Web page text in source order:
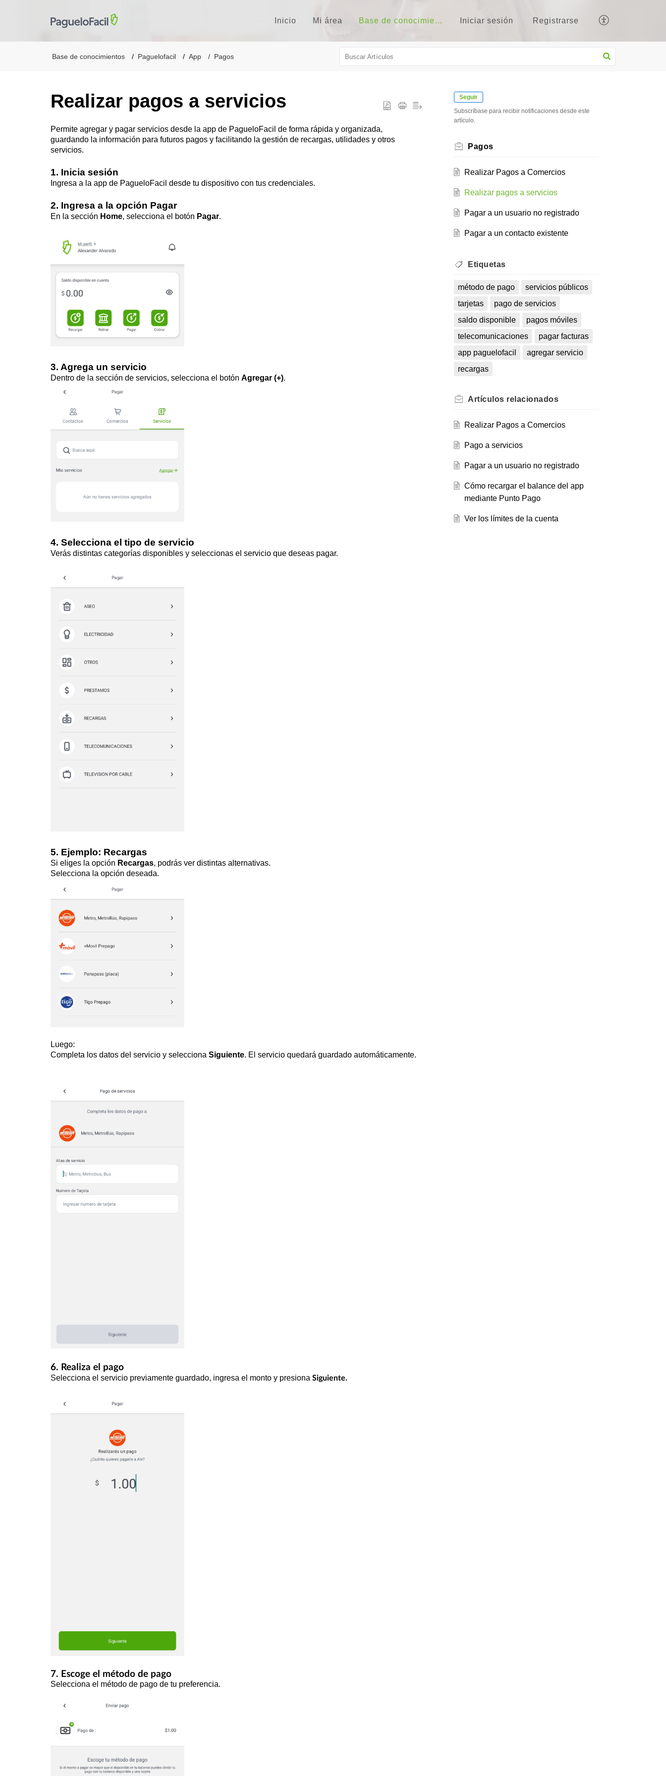
Inicio Mi área Base de conocimientos Iniciar sesión Registrarse
Base de conocimientos Paguelofacil App Pagos
Realizar pagos a servicios
Permite agregar y pagar servicios desde la app de PagueloFacil de forma rápida y organizada,
guardando la información para futuros pagos y facilitando la gestión de recargas, utilidades y otros
servicios.
1. Inicia sesión
Ingresa a la app de PagueloFacil desde tu dispositivo con tus credenciales.
2. Ingresa a la opción Pagar
En la sección Home, selecciona el botón Pagar.
3. Agrega un servicio
Dentro de la sección de servicios, selecciona el botón Agregar (+).
4. Selecciona el tipo de servicio
Verás distintas categorías disponibles y seleccionas el servicio que deseas pagar.
5. Ejemplo: Recargas
Si eliges la opción Recargas, podrás ver distintas alternativas.
Selecciona la opción deseada.
Luego:
Completa los datos del servicio y selecciona Siguiente. El servicio quedará guardado automáticamente.
6. Realiza el pago
Selecciona el servicio previamente guardado, ingresa el monto y presiona Siguiente.
7. Escoge el método de pago
Selecciona el método de pago de tu preferencia.
Seguir
Subscríbase para recibir notificaciones desde este
artículo.
Pagos
Realizar Pagos a Comercios
Realizar pagos a servicios
Pagar a un usuario no registrado
Pagar a un contacto existente
Etiquetas
método de pago
servicios públicos
tarjetas
pago de servicios
saldo disponible
pagos móviles
telecomunicaciones
pagar facturas
app paguelofacil
agregar servicio
recargas
Artículos relacionados
Realizar Pagos a Comercios
Pago a servicios
Pagar a un usuario no registrado
Cómo recargar el balance del app
mediante Punto Pago
Ver los límites de la cuenta